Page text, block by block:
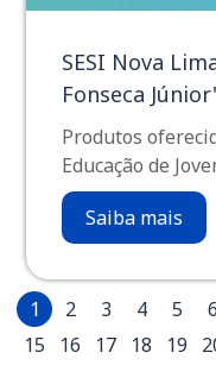
SESI Nova
Fonseca
Produtos
Educação de
Saiba mais
1 2 3 4 5 6
15
16 17 18 19